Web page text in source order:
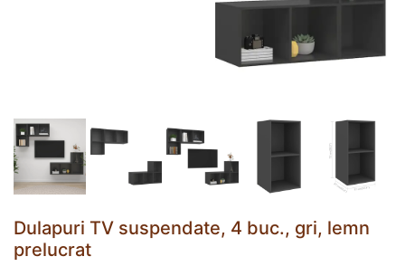
Dulapuri TV suspendate, 4 buc., gri, lemn
prelucrat